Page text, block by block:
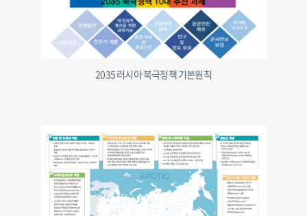
2035 러시아 북극정책 기본원칙